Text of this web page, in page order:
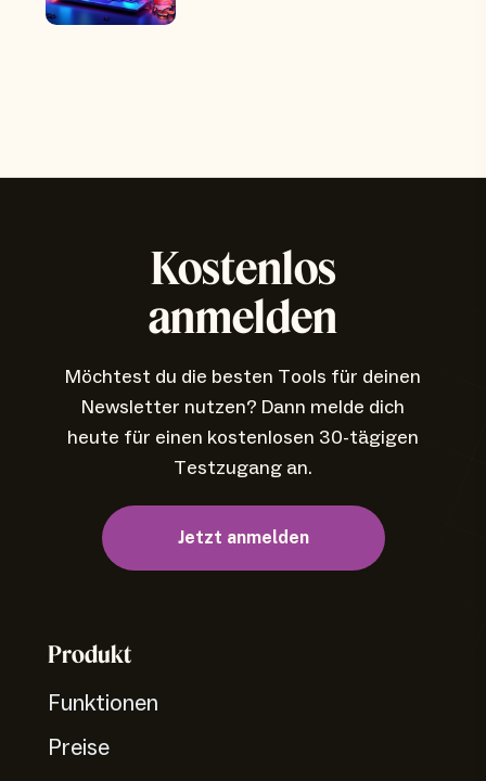
Kostenlos
anmelden
Möchtest du die besten Tools für deinen
Newsletter nutzen? Dann melde dich
heute für einen kostenlosen 30-tägigen
Testzugang an.
Jetzt anmelden
Produkt
Funktionen
Preise